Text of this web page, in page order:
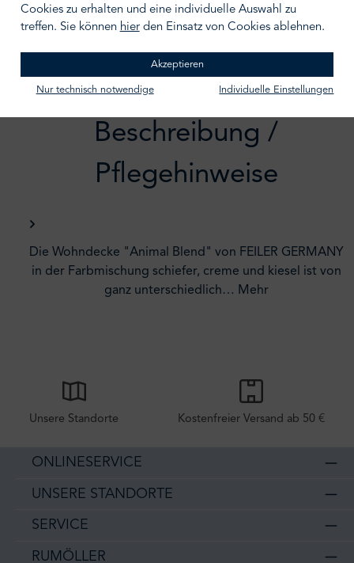
Zum Merkzettel hinzufügen
Beschreibung /
Pflegehinweise
Die Wohndecke "Animal Blend" von FEILER GERMANY
in der Farbmischung schiefer, creme und kiesel ist von
ganz unterschiedlich… Mehr
Unsere Standorte Kostenfreier Versand ab 50 €
ONLINESERVICE
UNSERE STANDORTE
SERVICE
RUMÖLLER
Cookies zu erhalten und eine individuelle Auswahl zu
treffen. Sie können hierden Einsatz von Cookies ablehnen.
Akzeptieren
Nur technisch notwendige Individuelle Einstellungen